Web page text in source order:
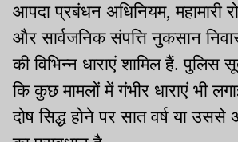
आपदा प्रबंधन अधिनियम, महामारी
और सार्वजनिक संपत्ति नुकसान
की विभिन्न धाराएं शामिल हैं. पुलिस
कि कुछ मामलों में गंभीर धाराएं भी
दोष सिद्ध होने पर सात वर्ष या